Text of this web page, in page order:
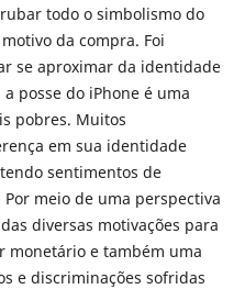
todo o simbolismo do
da compra. Foi
se aproximar da identidade
posse do iPhone é uma
pobres. Muitos
em sua identidade
sentimentos de
meio de uma perspectiva
diversas motivações para
monetário e também uma
e discriminações sofridas